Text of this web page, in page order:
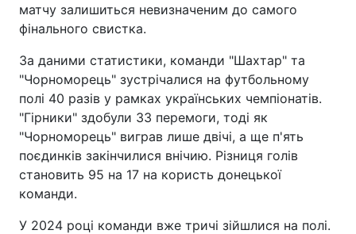
матчу залишиться невизначеним до самого
фінального свистка.
За даними статистики, команди "Шахтар" та
"Чорноморець" зустрічалися на футбольному
полі 40 разів у рамках українських чемпіонатів.
"Гірники" здобули 33 перемоги, тоді як
"Чорноморець" виграв лише двічі, а ще п'ять
поєдинків закінчилися внічию. Різниця голів
становить 95 на 17 на користь донецької
команди.
У 2024 році команди вже тричі зійшлися на полі.